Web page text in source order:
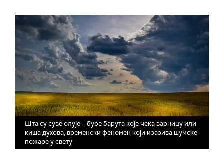
Шта су суве олује – буре барута које чека варницу или
киша духова, временски феномен који изазива шумске
пожаре у свету